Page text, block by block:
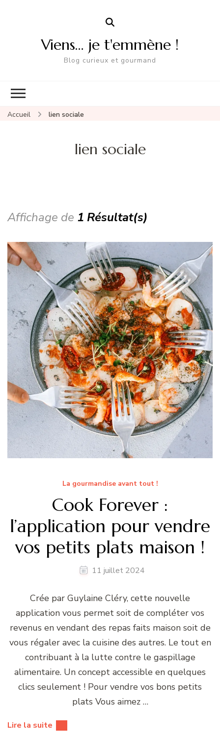
Viens… je t'emmène !
Blog curieux et gourmand
Accueil lien sociale
lien sociale
Affichage de 1 Résultat(s)
La gourmandise avant tout !
Cook Forever :
l’application pour vendre
vos petits plats maison !
11 juillet 2024
Crée par Guylaine Cléry, cette nouvelle
application vous permet soit de compléter vos
revenus en vendant des repas faits maison soit de
vous régaler avec la cuisine des autres. Le tout en
contribuant à la lutte contre le gaspillage
alimentaire. Un concept accessible en quelques
clics seulement ! Pour vendre vos bons petits
plats Vous aimez …
Lire la suite